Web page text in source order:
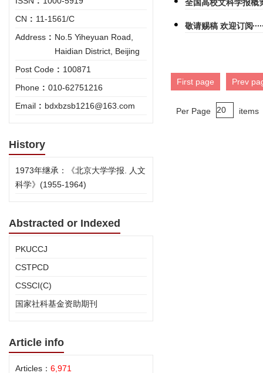
CN : 11-1561/C
Address : No.5 Yiheyuan Road,
Haidian District, Beijing
Post Code : 100871
Phone : 010-62751216
Email : bdxbzsb1216@163.com
History
1973年继承：《北京大学学报. 人文
科学》(1955-1964)
Abstracted or Indexed
PKUCCJ
CSTPCD
CSSCI(C)
国家社科基金资助期刊
Article info
Articles： 6,971
全国高校文科学报概
敬请赐稿 欢迎订阅
First page Prev
Per Page items